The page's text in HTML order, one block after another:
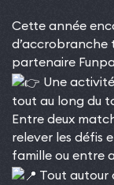
Cette année
d’accrobranche
partenaire
Une
tout au long du
Entre deux
relever les défis
famille ou entre
Tout autour